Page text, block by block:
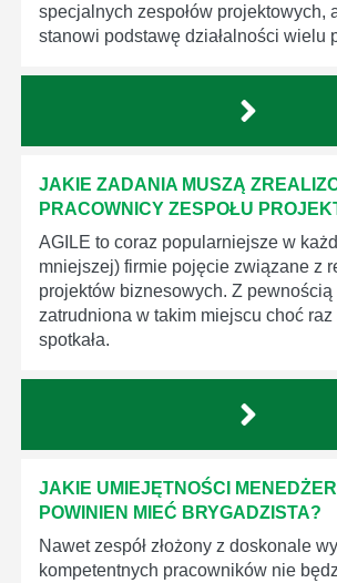
specjalnych zespołów projektowych,
stanowi podstawę działalności wielu
JAKIE ZADANIA MUSZĄ
PRACOWNICY ZESPOŁU
AGILE to coraz popularniejsze w
mniejszej) firmie pojęcie związane z
projektów biznesowych. Z pewnością
zatrudniona w takim miejscu choć
spotkała.
JAKIE UMIEJĘTNOŚCI
POWINIEN MIEĆ BRYGADZISTA?
Nawet zespół złożony z doskonale
kompetentnych pracowników nie